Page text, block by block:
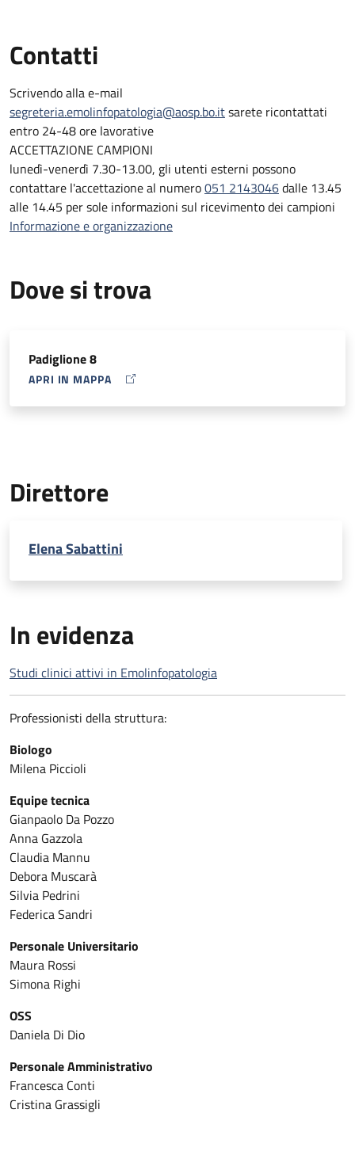
Policlinico.
Per ottimizzare tempi e gestione delle pratiche,
visollecitiamo a prediligere il contatto
indirizzi segreteria.emolinfopatologia@aosp.bo.it
Saretericontattati entro 1-2 giorni lavorativi
Contatti
Scrivendo alla e-mail
segreteria.emolinfopatologia@aosp.bo.itsarete ricontattati
entro 24-48 ore lavorative
ACCETTAZIONE CAMPIONI
lunedì-venerdì 7.30-13.00, gli utenti esterni possono
contattare l'accettazione al numero051 2143046dalle 13.45
alle 14.45 per sole informazioni sul ricevimento dei campioni
Informazione e organizzazione
Dove si trova
Padiglione 8
APRI IN MAPPA
MAP ICON
Direttore
Elena Sabattini
In evidenza
Studi clinici attivi in Emolinfopatologia
Professionisti della struttura:
Biologo
Milena Piccioli
Equipe tecnica
Gianpaolo Da Pozzo
Anna Gazzola
Claudia Mannu
Debora Muscarà
Silvia Pedrini
Federica Sandri
Personale Universitario
Maura Rossi
Simona Righi
OSS
Daniela Di Dio
Personale Amministrativo
Francesca Conti
Cristina Grassigli